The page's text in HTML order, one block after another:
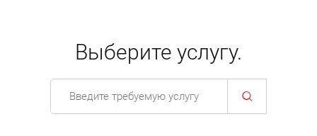
Выберите услугу.